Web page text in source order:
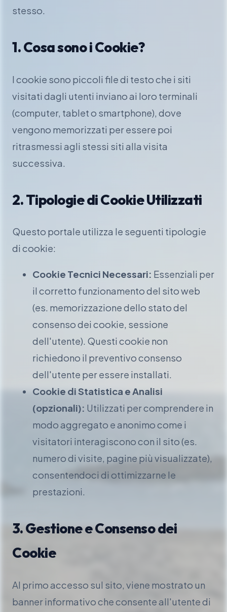
stesso.
1. Cosa sono i Cookie?
I cookie sono piccoli file di testo che i siti
visitati dagli utenti inviano ai loro terminali
(computer, tablet o smartphone), dove
vengono memorizzati per essere poi
ritrasmessi agli stessi siti alla visita
successiva.
2. Tipologie di Cookie Utilizzati
Questo portale utilizza le seguenti tipologie
di cookie:
Cookie Tecnici Necessari: Essenziali per
il corretto funzionamento del sito web
(es. memorizzazione dello stato del
consenso dei cookie, sessione
dell'utente). Questi cookie non
richiedono il preventivo consenso
dell'utente per essere installati.
Cookie di Statistica e Analisi
(opzionali): Utilizzati per comprendere in
modo aggregato e anonimo come i
visitatori interagiscono con il sito (es.
numero di visite, pagine più visualizzate),
consentendoci di ottimizzarne le
prestazioni.
3. Gestione e Consenso dei
Cookie
Al primo accesso sul sito, viene mostrato un
banner informativo che consente all'utente di